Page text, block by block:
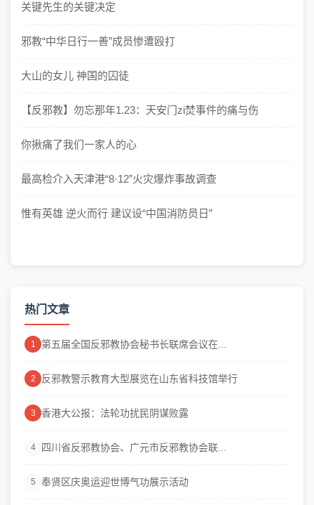
关键先生的关键决定
邪教“中华日行一善”成员惨遭殴打
大山的女儿 神国的囚徒
【反邪教】勿忘那年1.23：天安门zi焚事件的痛与伤
你揪痛了我们一家人的心
最高检介入天津港“8·12”火灾爆炸事故调查
惟有英雄 逆火而行 建议设“中国消防员日”
热门文章
1 第五届全国反邪教协会秘书长联席会议在...
2 反邪教警示教育大型展览在山东省科技馆举行
3 香港大公报：法轮功扰民阴谋败露
4 四川省反邪教协会、广元市反邪教协会联...
5 奉贤区庆奥运迎世博气功展示活动